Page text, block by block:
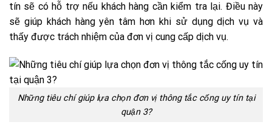
tín sẽ có hỗ trợ nếu khách hàng cần kiểm tra lại. Điều này
sẽ giúp khách hàng yên tâm hơn khi sử dụng dịch vụ và
thấy được trách nhiệm của đơn vị cung cấp dịch vụ.
Những tiêu chí giúp lựa chọn đơn vị thông tắc cống uy tín tại
quận 3?